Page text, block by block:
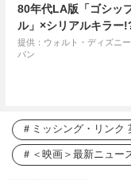
80年代LA版「ゴシッ
ル」×シリアルキラー
提供：ウォルト・ディズニ
パン
ミッシング・リンク
＜映画＞最新ニュー